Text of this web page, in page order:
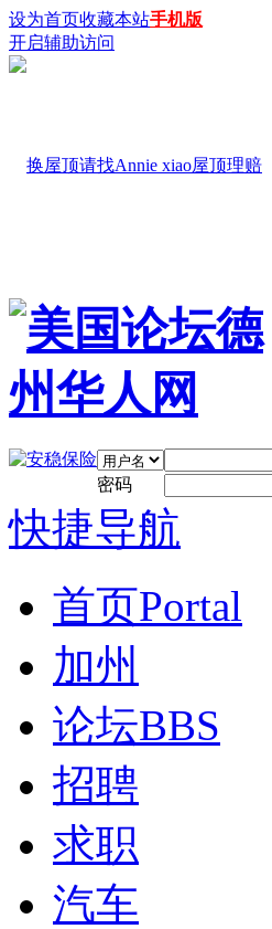
设为首页收藏本站手机版
开启辅助访问
密码
快捷导航
首页Portal
加州
论坛BBS
招聘
求职
汽车